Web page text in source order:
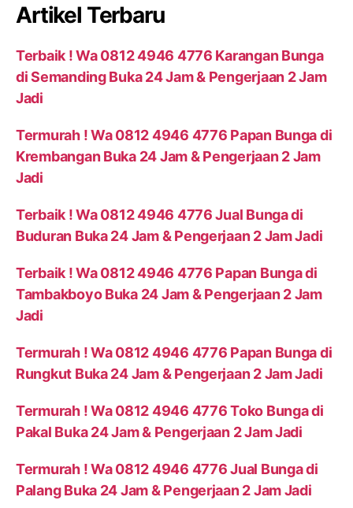
Artikel Terbaru
Terbaik ! Wa 0812 4946 4776 Karangan Bunga
di Semanding Buka 24 Jam & Pengerjaan 2 Jam
Jadi
Termurah ! Wa 0812 4946 4776 Papan Bunga di
Krembangan Buka 24 Jam & Pengerjaan 2 Jam
Jadi
Terbaik ! Wa 0812 4946 4776 Jual Bunga di
Buduran Buka 24 Jam & Pengerjaan 2 Jam Jadi
Terbaik ! Wa 0812 4946 4776 Papan Bunga di
Tambakboyo Buka 24 Jam & Pengerjaan 2 Jam
Jadi
Termurah ! Wa 0812 4946 4776 Papan Bunga di
Rungkut Buka 24 Jam & Pengerjaan 2 Jam Jadi
Termurah ! Wa 0812 4946 4776 Toko Bunga di
Pakal Buka 24 Jam & Pengerjaan 2 Jam Jadi
Termurah ! Wa 0812 4946 4776 Jual Bunga di
Palang Buka 24 Jam & Pengerjaan 2 Jam Jadi